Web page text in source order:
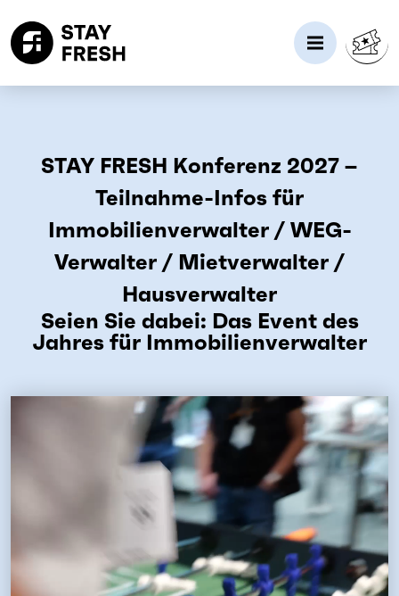
STAY FRESH Konferenz 2027 –
Teilnahme-Infos für
Immobilienverwalter / WEG-
Verwalter / Mietverwalter /
Hausverwalter
Seien Sie dabei: Das Event des
Jahres für Immobilienverwalter